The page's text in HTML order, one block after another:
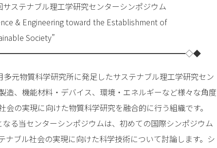
ナブル理工学研究センターシンポジウム
Engineering toward the Establishment of
Society”
元物質科学研究所に発足したサステナブル理工学研究セン
造、機能材料・デバイス、環境・エネルギーなど様々な角度
会の実現に向けた物質科学研究を融合的に行う組織です。
る当センターシンポジウムは、初めての国際シンポジウム
ナブル社会の実現に向けた科学技術について討論します。シ